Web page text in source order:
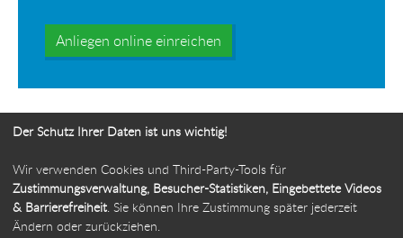
Anliegen online einreichen
Ihr Weg zur Bürgerbeauftragten
Der Schutz Ihrer Daten ist uns wichtig!
Wir verwenden Cookies und Third-Party-Tools für
Zustimmungsverwaltung, Besucher-Statistiken, Eingebettete Videos
& Barrierefreiheit. Sie können Ihre Zustimmung später jederzeit
Ändern oder zurückziehen.